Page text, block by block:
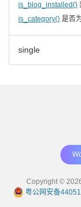
is_blog_installed()
is_category() 是否
single
Copyright ©
粤公网安备